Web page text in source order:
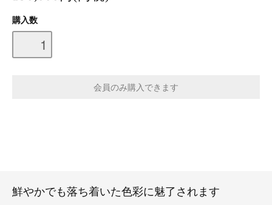
購入数
鮮やかでも落ち着いた色彩に魅了されます